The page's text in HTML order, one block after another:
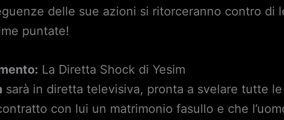
delle sue azioni si ritorceranno contro di
puntate!
La Diretta Shock di Yesim
sarà in diretta televisiva, pronta a svelare tutte
con lui un matrimonio fasullo e che